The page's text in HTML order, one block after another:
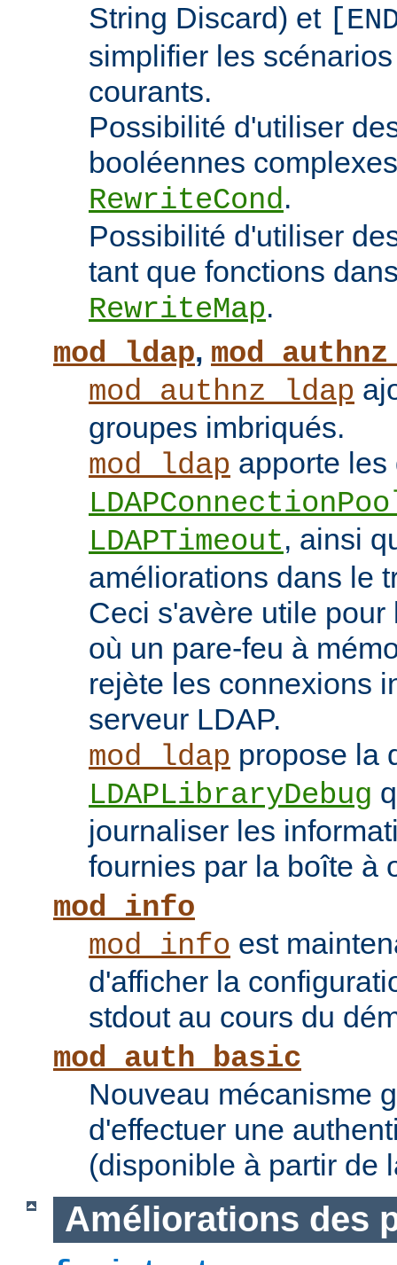
String Discard) et
simplifier les
courants.
Possibilité d'utiliser
booléennes
RewriteCond.
Possibilité d'utiliser
tant que fonctions
RewriteMap.
mod_ldap,
mod_authnz_ldap
groupes imbriqués.
mod_ldap apporte les
LDAPTimeout, ainsi
améliorations dans le
Ceci s'avère utile
où un pare-feu à
rejète les connexions
serveur LDAP.
mod_ldap propose la
LDAPLibraryDebug
journaliser les
fournies par la boîte à
mod_info
mod_info est
d'afficher la
stdout au cours du
mod_auth_basic
Nouveau mécanisme
d'effectuer une
(disponible à partir de
Améliorations des